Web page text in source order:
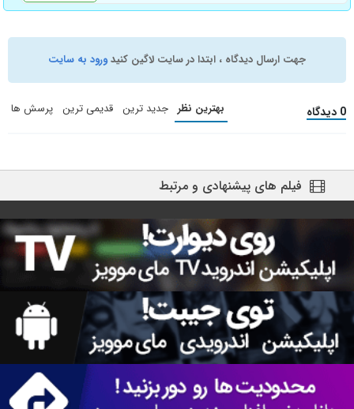
جهت ارسال دیدگاه ، ابتدا در سایت لاگین کنیدورود به سایت
0 دیدگاه بهترین نظر جدید ترین قدیمی ترین پرسش ها
فیلم های پیشنهادی و مرتبط